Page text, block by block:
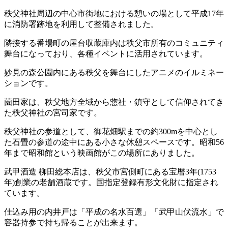
秩父神社周辺の中心市街地における憩いの場として平成17年
に消防署跡地を利用して整備されました。
隣接する番場町の屋台収蔵庫内は秩父市所有のコミュニティ
舞台になっており、各種イベントに活用されています。
妙見の森公園内にある秩父を舞台にしたアニメのイルミネー
ションです。
薗田家は、秩父地方全域から惣社・鎮守として信仰されてき
た秩父神社の宮司家です。
秩父神社の参道として、御花畑駅までの約300mを中心とし
た石畳の参道の途中にある小さな休憩スペースです。昭和56
年まで昭和館という映画館がこの場所にありました。
武甲酒造 柳田総本店は、秩父市宮側町にある宝暦3年(1753
年)創業の老舗酒蔵です。国指定登録有形文化財に指定され
ています。
仕込み用の内井戸は「平成の名水百選」「武甲山伏流水」で
容器持参で持ち帰ることが出来ます。